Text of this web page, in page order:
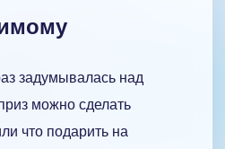
задумывалась над
можно сделать
что подарить на